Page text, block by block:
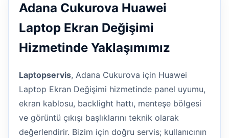
Adana Cukurova Huawei
Laptop Ekran Değişimi
Hizmetinde Yaklaşımımız
Laptopservis, Adana Cukurova için Huawei
Laptop Ekran Değişimi hizmetinde panel uyumu,
ekran kablosu, backlight hattı, menteşe bölgesi
ve görüntü çıkışı başlıklarını teknik olarak
değerlendirir. Bizim için doğru servis; kullanıcının